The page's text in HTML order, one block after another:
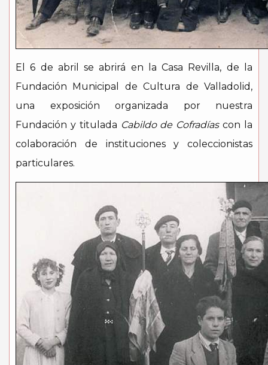
El 6 de abril se abrirá en la Casa Revilla, de la
Fundación Municipal de Cultura de Valladolid,
una exposición organizada por nuestra
Fundación y titulada Cabildo de Cofradíascon la
colaboración de instituciones y coleccionistas
particulares.